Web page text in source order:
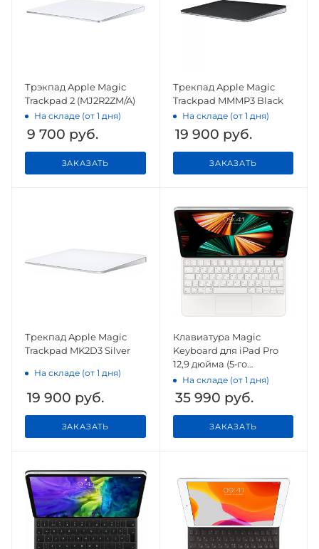
Трэкпад Apple Magic
Trackpad 2 (MJ2R2ZM/A)
На складе (от 1 дня)
9 700 руб.
ЗАКАЗАТЬ
Трекпад Apple Magic
Trackpad MMMP3 Black
На складе (от 1 дня)
19 900 руб.
ЗАКАЗАТЬ
Трекпад Apple Magic
Trackpad MK2D3 Silver
На складе (от 1 дня)
19 900 руб.
ЗАКАЗАТЬ
Клавиатура Magic
Keyboard для iPad Pro
12,9 дюйма (5‑го
поколения, 2021) White
На складе (от 1 дня)
35 990 руб.
ЗАКАЗАТЬ